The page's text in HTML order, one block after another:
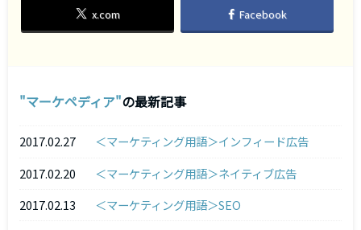
x.com Facebook
マーケペディア の最新記事
2017.02.27
＜マーケティング用語＞インフィード広告
2017.02.20
＜マーケティング用語＞ネイティブ広告
2017.02.13
＜マーケティング用語＞SEO